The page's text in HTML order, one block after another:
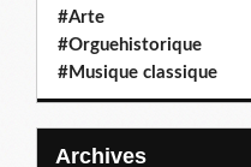
#Arte
#Orguehistorique
#Musique classique
Archives